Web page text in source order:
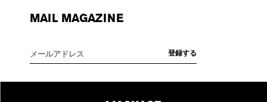
MAIL MAGAZINE